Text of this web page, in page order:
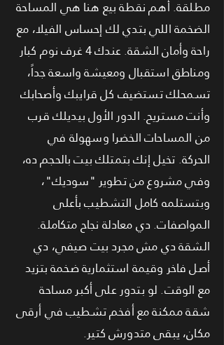
مطلقة. أهم نقطة بيع هنا هي المساحة
الضخمة اللي بتدي لك إحساس الفيلا، مع
راحة وأمان الشقة. عندك 4 غرف نوم كبار
ومناطق استقبال ومعيشة واسعة جداً،
تسمحلك تستضيف كل قرايبك وأصحابك
وأنت مستريح. الدور الأول بيديلك قرب
من المساحات الخضرا وسهولة في
الحركة. تخيل إنك بتمتلك بيت بالحجم ده،
وفي مشروع من تطوير "سوديك"،
وبتستلمه كامل التشطيب بأعلى
المواصفات. دي معادلة نجاح متكاملة.
الشقة دي مش مجرد بيت صيفي، دي
أصل فاخر وقيمة استثمارية ضخمة بتزيد
مع الوقت. لو بتدور على أكبر مساحة
شقة ممكنة مع أفخم تشطيب في أرقى
مكان، يبقى متدورش كتير.